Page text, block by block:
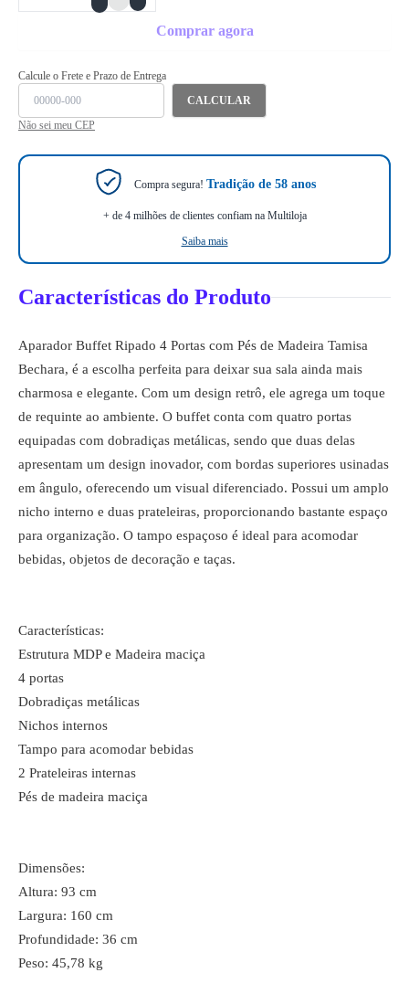
Comprar agora
Calcule o Frete e Prazo de Entrega
CALCULAR
Não sei meu CEP
Compra segura! Tradição de 58 anos
+ de 4 milhões de clientes confiam na Multiloja
Saiba mais
Características do Produto
Aparador Buffet Ripado 4 Portas com Pés de Madeira Tamisa
Bechara, é a escolha perfeita para deixar sua sala ainda mais
charmosa e elegante. Com um design retrô, ele agrega um toque
de requinte ao ambiente. O buffet conta com quatro portas
equipadas com dobradiças metálicas, sendo que duas delas
apresentam um design inovador, com bordas superiores usinadas
em ângulo, oferecendo um visual diferenciado. Possui um amplo
nicho interno e duas prateleiras, proporcionando bastante espaço
para organização. O tampo espaçoso é ideal para acomodar
bebidas, objetos de decoração e taças.
Características:
Estrutura MDP e Madeira maciça
4 portas
Dobradiças metálicas
Nichos internos
Tampo para acomodar bebidas
2 Prateleiras internas
Pés de madeira maciça
Dimensões:
Altura: 93 cm
Largura: 160 cm
Profundidade: 36 cm
Peso: 45,78 kg